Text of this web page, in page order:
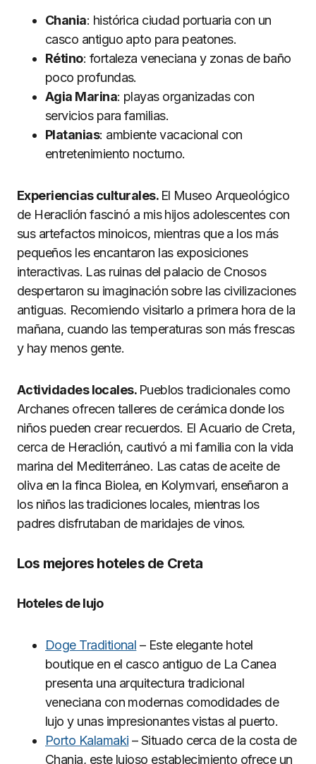
Chania: histórica ciudad portuaria con un
casco antiguo apto para peatones.
Rétino: fortaleza veneciana y zonas de baño
poco profundas.
Agia Marina: playas organizadas con
servicios para familias.
Platanias: ambiente vacacional con
entretenimiento nocturno.
Experiencias culturales. El Museo Arqueológico
de Heraclión fascinó a mis hijos adolescentes con
sus artefactos minoicos, mientras que a los más
pequeños les encantaron las exposiciones
interactivas. Las ruinas del palacio de Cnosos
despertaron su imaginación sobre las civilizaciones
antiguas. Recomiendo visitarlo a primera hora de la
mañana, cuando las temperaturas son más frescas
y hay menos gente.
Actividades locales. Pueblos tradicionales como
Archanes ofrecen talleres de cerámica donde los
niños pueden crear recuerdos. El Acuario de Creta,
cerca de Heraclión, cautivó a mi familia con la vida
marina del Mediterráneo. Las catas de aceite de
oliva en la finca Biolea, en Kolymvari, enseñaron a
los niños las tradiciones locales, mientras los
padres disfrutaban de maridajes de vinos.
Los mejores hoteles de Creta
Hoteles de lujo
Doge Traditional – Este elegante hotel
boutique en el casco antiguo de La Canea
presenta una arquitectura tradicional
veneciana con modernas comodidades de
lujo y unas impresionantes vistas al puerto.
Porto Kalamaki – Situado cerca de la costa de
Chania, este lujoso establecimiento ofrece un